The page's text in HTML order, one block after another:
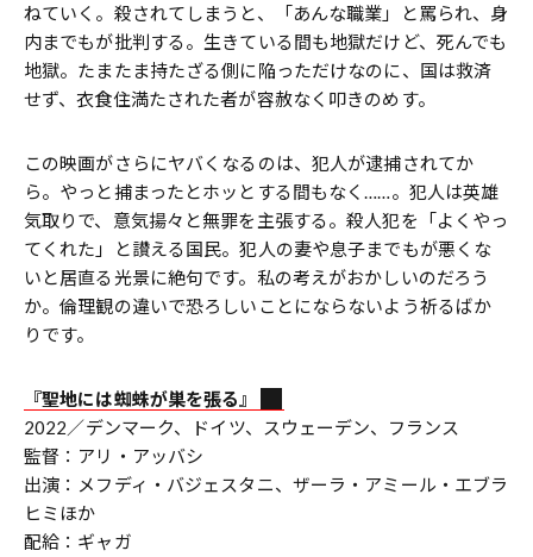
ねていく。殺されてしまうと、「あんな職業」と罵られ、身
内までもが批判する。生きている間も地獄だけど、死んでも
地獄。たまたま持たざる側に陥っただけなのに、国は救済
せず、衣食住満たされた者が容赦なく叩きのめす。
この映画がさらにヤバくなるのは、犯人が逮捕されてか
ら。やっと捕まったとホッとする間もなく……。犯人は英雄
気取りで、意気揚々と無罪を主張する。殺人犯を「よくやっ
てくれた」と讃える国民。犯人の妻や息子までもが悪くな
いと居直る光景に絶句です。私の考えがおかしいのだろう
か。倫理観の違いで恐ろしいことにならないよう祈るばか
りです。
『聖地には蜘蛛が巣を張る』
2022／デンマーク、ドイツ、スウェーデン、フランス
監督：アリ・アッバシ
出演：メフディ・バジェスタニ、ザーラ・アミール・エブラ
ヒミほか
配給：ギャガ